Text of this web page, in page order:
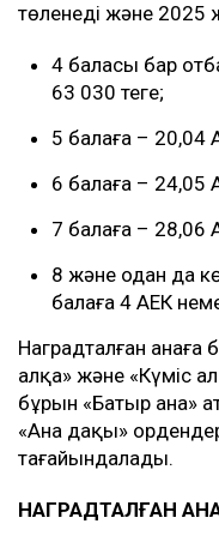
төленеді және
4 баласы бар
63 030 теңге;
5 балаға – 20,04
6 балаға – 24,05
7 балаға – 28,06
8 және одан да
балаға 4 АЕК
Наградталған анаға
алқа» және «Күміс
бұрын «Батыр ана»
«Ана даңқы»
тағайындалады.
НАГРАДТАЛҒАН